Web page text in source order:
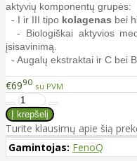
aktyvių komponentų grupės:
- I ir III tipo kolagenas bei
- Biologiškai aktyvios
įsisavinimą.
- Augalų ekstraktai ir C bei
€6990 su PVM
Turite klausimų apie šią
Gamintojas: FenoQ